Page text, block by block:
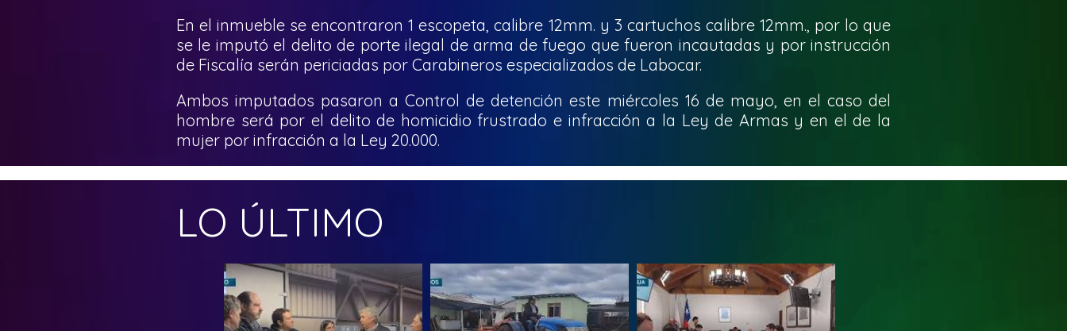
En el inmueble se encontraron 1 escopeta, calibre 12mm. y 3 cartuchos calibre 12mm., por lo que
se le imputó el delito de porte ilegal de arma de fuego que fueron incautadas y por instrucción
de Fiscalía serán periciadas por Carabineros especializados de Labocar.
Ambos imputados pasaron a Control de detención este miércoles 16 de mayo, en el caso del
hombre será por el delito de homicidio frustrado e infracción a la Ley de Armas y en el de la
mujer por infracción a la Ley 20.000.
LO ÚLTIMO